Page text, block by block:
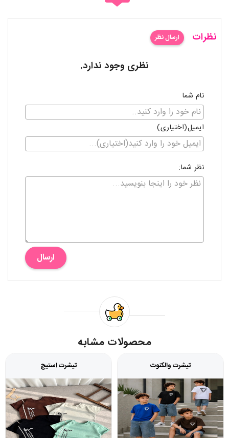
نظرات ارسال نظر
نظری وجود ندارد.
نام شما
ایمیل(اختیاری)
نظر شما:
ارسال
محصولات مشابه
تیشرت والکنوت تیشرت استیچ